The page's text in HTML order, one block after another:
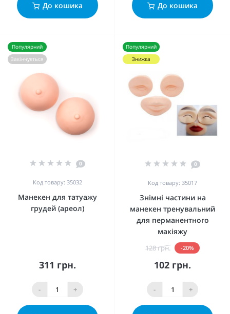
До кошика До кошика
Популярний
Закінчується
0
Код товару: 35032
Манекен для татуажу
грудей (ареол)
311 грн.
- +
Популярний
Знижка
0
Код товару: 35017
Знімні частини на
манекен тренувальний
для перманентного
макіяжу
128 грн. -20%
102 грн.
- +